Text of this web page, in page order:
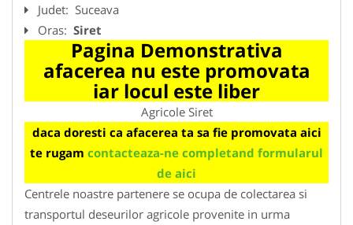
Judet: Suceava
Oras: Siret
Pagina Demonstrativa
afacerea nu este promovata
iar locul este liber
Agricole Siret
daca doresti ca afacerea ta sa fie promovata aici
te rugam contacteaza-ne completand formularul
de aici
Centrele noastre partenere se ocupa de colectarea si
transportul deseurilor agricole provenite in urma